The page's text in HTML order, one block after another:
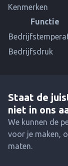
Kenmerken
Functie
Bedrijfsdruk
Staat de
niet in ons
We kunnen de
voor je maken,
maten.